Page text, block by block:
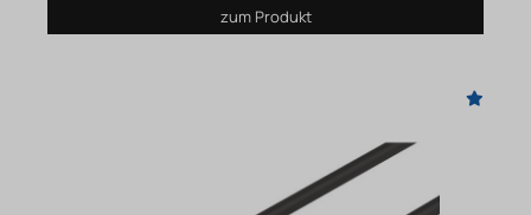
zum Produkt